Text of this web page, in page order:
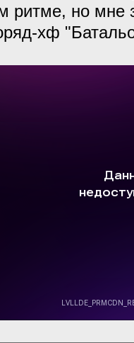
ритме, но мне
хф